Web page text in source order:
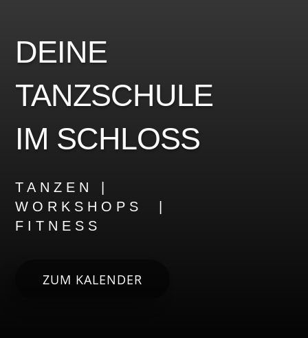
DEINE
TANZSCHULE
IM SCHLOSS
TANZEN |
WORKSHOPS |
FITNESS
ZUM KALENDER